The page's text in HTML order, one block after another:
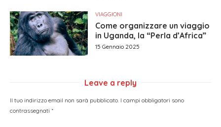
VIAGGIONI
Come organizzare un viaggio
in Uganda, la “Perla d’Africa”
15 Gennaio 2025
Leave a reply
Il tuo indirizzo email non sarà pubblicato. I campi obbligatori sono
contrassegnati *